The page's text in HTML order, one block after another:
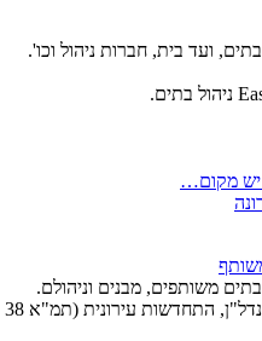
ועד בית, חברות ניהול וכו'.
יש מקום…
משותפים, מבנים וניהולם.
עירונית (תמ"א 38 ופינוי בינוי), ומשפחה.